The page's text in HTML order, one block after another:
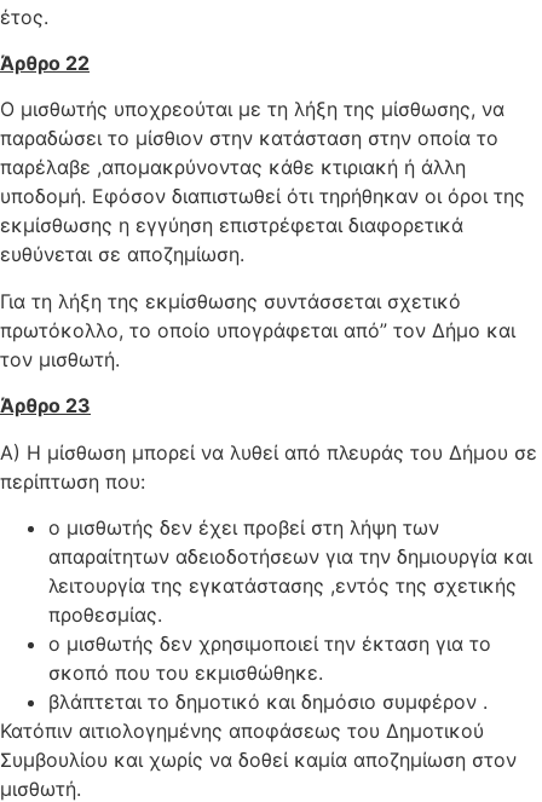
έτος.
Άρθρο 22
Ο μισθωτής υποχρεούται με τη λήξη της μίσθωσης, να
παραδώσει το μίσθιον στην κατάσταση στην οποία το
παρέλαβε ,απομακρύνοντας κάθε κτιριακή ή άλλη
υποδομή. Εφόσον διαπιστωθεί ότι τηρήθηκαν οι όροι της
εκμίσθωσης η εγγύηση επιστρέφεται διαφορετικά
ευθύνεται σε αποζημίωση.
Για τη λήξη της εκμίσθωσης συντάσσεται σχετικό
πρωτόκολλο, το οποίο υπογράφεται από” τον Δήμο και
τον μισθωτή.
Άρθρο 23
Α) Η μίσθωση μπορεί να λυθεί από πλευράς του Δήμου σε
περίπτωση που:
ο μισθωτής δεν έχει προβεί στη λήψη των
απαραίτητων αδειοδοτήσεων για την δημιουργία και
λειτουργία της εγκατάστασης ,εντός της σχετικής
προθεσμίας.
ο μισθωτής δεν χρησιμοποιεί την έκταση για το
σκοπό που του εκμισθώθηκε.
βλάπτεται το δημοτικό και δημόσιο συμφέρον .
Κατόπιν αιτιολογημένης αποφάσεως του Δημοτικού
Συμβουλίου και χωρίς να δοθεί καμία αποζημίωση στον
μισθωτή.